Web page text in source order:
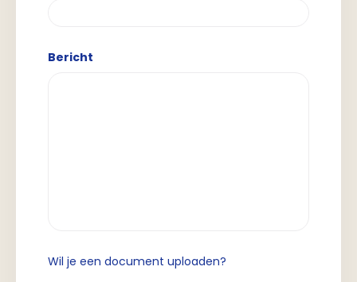
Bericht
Wil je een document uploaden?